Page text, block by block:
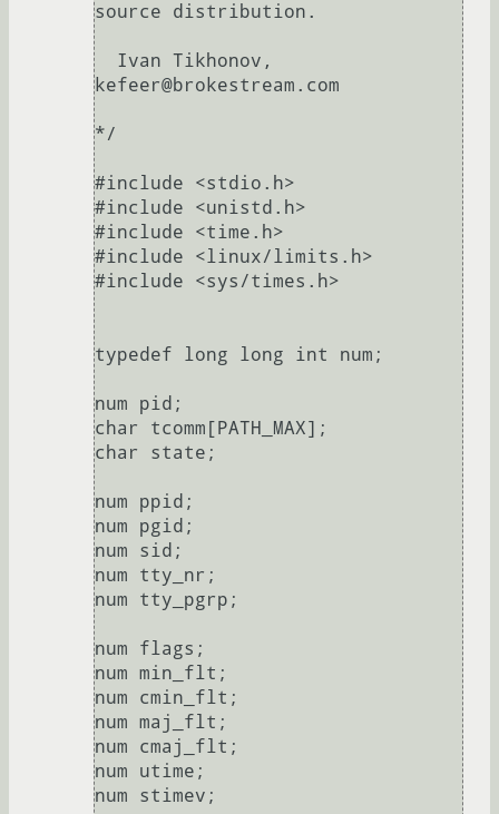
source distribution.
kefeer@brokestream.com
*/
#include <stdio.h>
#include <unistd.h>
#include <time.h>
#include <linux/limits.h>
#include <sys/times.h>
typedef long long int num;
num pid;
char tcomm[PATH_MAX];
char state;
num ppid;
num pgid;
num sid;
num tty_nr;
num tty_pgrp;
num flags;
num min_flt;
num cmin_flt;
num maj_flt;
num cmaj_flt;
num utime;
num stimev;